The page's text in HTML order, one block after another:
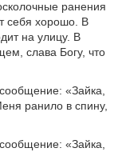
ранения
себя хорошо. В
на улицу. В
слава Богу, что
«Зайка,
ранило в спину,
«Зайка,